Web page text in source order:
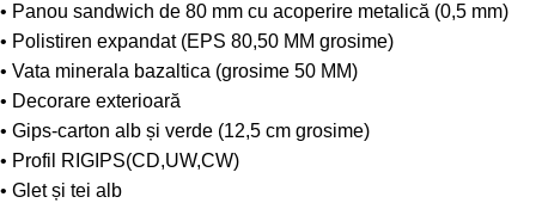
• Panou sandwich de 80 mm cu acoperire metalică (0,5 mm)
• Polistiren expandat (EPS 80,50 MM grosime)
• Vata minerala bazaltica (grosime 50 MM)
• Decorare exterioară
• Gips-carton alb și verde (12,5 cm grosime)
• Profil RIGIPS(CD,UW,CW)
• Glet și tei alb